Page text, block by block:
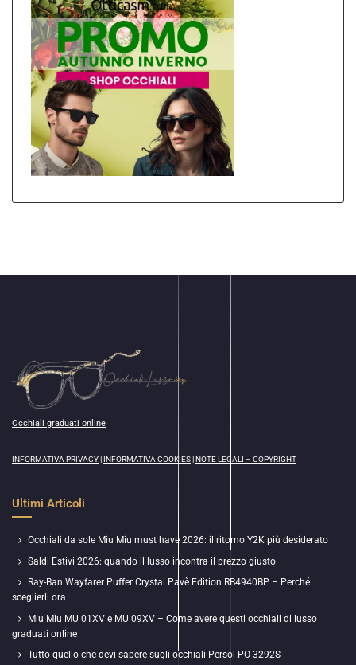
Occhiali graduati online
INFORMATIVA PRIVACY|INFORMATIVA COOKIES|NOTE LEGALI – COPYRIGHT
Ultimi Articoli
Occhiali da sole Miu Miu must have 2026: il ritorno Y2K più desiderato
Saldi Estivi 2026: quando il lusso incontra il prezzo giusto
Ray-Ban Wayfarer Puffer Crystal Pavè Edition RB4940BP – Perché
sceglierli ora
Miu Miu MU 01XV e MU 09XV – Come avere questi occhiali di lusso
graduati online
Tutto quello che devi sapere sugli occhiali Persol PO 3292S